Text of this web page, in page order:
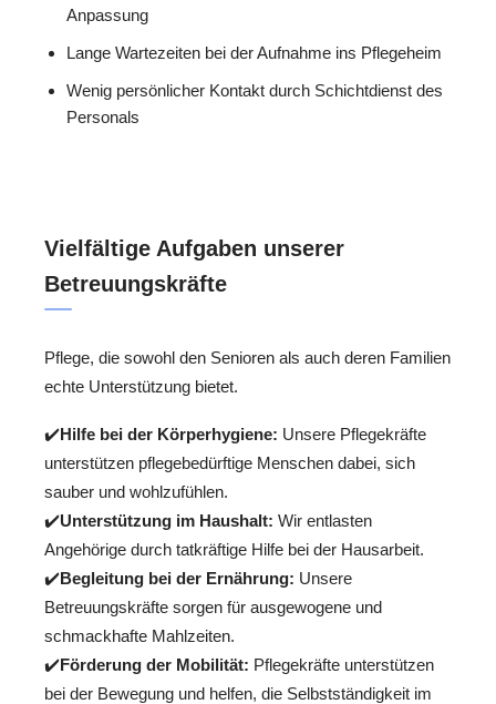
Anpassung
Lange Wartezeiten bei der Aufnahme ins Pflegeheim
Wenig persönlicher Kontakt durch Schichtdienst des
Personals
Vielfältige Aufgaben unserer
Betreuungskräfte
Pflege, die sowohl den Senioren als auch deren Familien
echte Unterstützung bietet.
✔️Hilfe bei der Körperhygiene: Unsere Pflegekräfte
unterstützen pflegebedürftige Menschen dabei, sich
sauber und wohlzufühlen.
✔️Unterstützung im Haushalt: Wir entlasten
Angehörige durch tatkräftige Hilfe bei der Hausarbeit.
✔️Begleitung bei der Ernährung: Unsere
Betreuungskräfte sorgen für ausgewogene und
schmackhafte Mahlzeiten.
✔️Förderung der Mobilität: Pflegekräfte unterstützen
bei der Bewegung und helfen, die Selbstständigkeit im